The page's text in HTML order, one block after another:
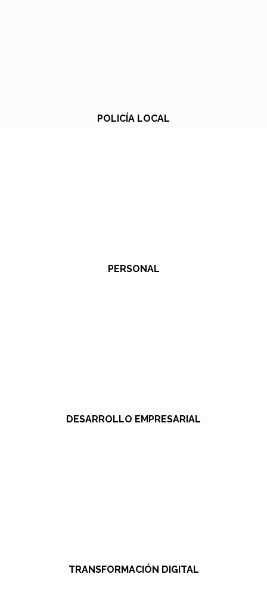
POLICÍA LOCAL
PERSONAL
DESARROLLO EMPRESARIAL
TRANSFORMACIÓN DIGITAL